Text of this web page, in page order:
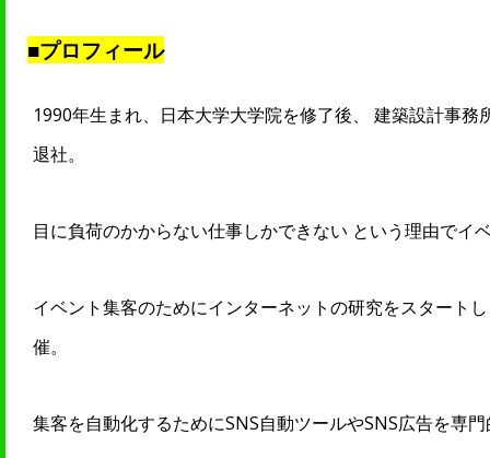
■プロフィール
1990年生まれ、日本大学大学院を修了後、 建築設計事
退社。
目に負荷のかからない仕事しかできない という理由でイ
イベント集客のためにインターネットの研究をスタート
催。
集客を自動化するためにSNS自動ツールやSNS広告を専